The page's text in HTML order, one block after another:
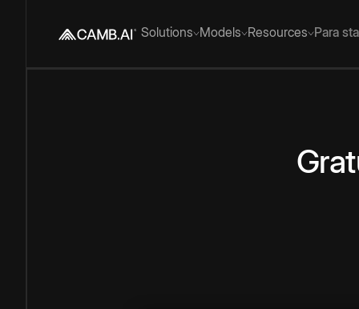
Solutions Models Resources Para